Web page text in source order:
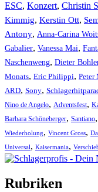
ESC, Konzert, Christin
Kimmig, Kerstin Ott,
Antony, Anna-Carina
Gabalier, Vanessa Mai,
Naschenweng, Dieter
Monats, Eric Philippi, Peter
ARD, Sony,
Nino de Angelo, Adventsfest,
Barbara Schöneberger, Santiano,
Wiederholung, Vincent Gross,
Universal, Kaisermania,
Rubriken